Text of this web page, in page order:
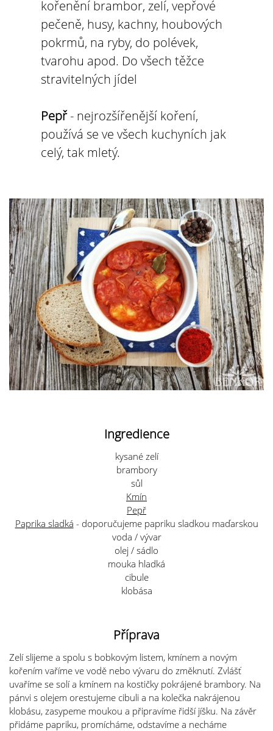
kořenění brambor, zelí, vepřové
pečeně, husy, kachny, houbových
pokrmů, na ryby, do polévek,
tvarohu apod. Do všech těžce
stravitelných jídel
Pepř- nejrozšířenější koření,
používá se ve všech kuchyních jak
celý, tak mletý.
Ingredience
kysané zelí
brambory
sůl
Kmín
Pepř
Paprika sladká - doporučujeme papriku sladkou maďarskou
voda / vývar
olej / sádlo
mouka hladká
cibule
klobása
Příprava
Zelí slijeme a spolu s bobkovým listem, kmínem a novým
kořením vaříme ve vodě nebo vývaru do změknutí. Zvlášť
uvaříme se solí a kmínem na kostičky pokrájené brambory. Na
pánvi s olejem orestujeme cibuli a na kolečka nakrájenou
klobásu, zasypeme moukou a připravíme řidší jíšku. Na závěr
přidáme papriku, promícháme, odstavíme a necháme